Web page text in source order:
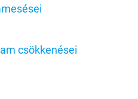
csökkenései